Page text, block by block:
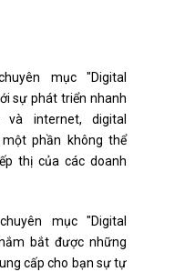
mục "Digital
sự phát triển nhanh
internet, digital
phần không thể
thị của các doanh
mục "Digital
bắt được những
cấp cho bạn sự tự